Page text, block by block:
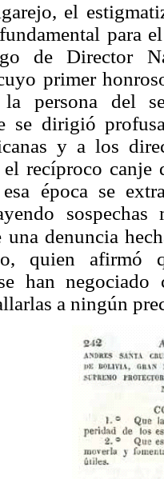
el
para
de Director
primer
la persona del
se dirigió
y a los
el recíproco
época se
una denuncia
quien afirmó
han
a ningún